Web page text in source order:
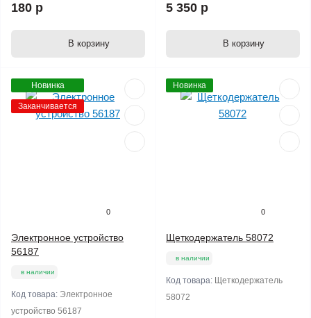
180 р
В корзину
5 350 р
В корзину
Новинка
Заканчивается
0
Электронное устройство
56187
в наличии
Код товара: Электронное
устройство 56187
Новинка
0
Щеткодержатель 58072
в наличии
Код товара: Щеткодержатель
58072